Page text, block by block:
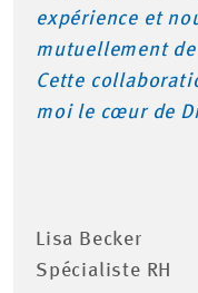
expérience et
mutuellement
Cette
moi le cœur de
Lisa Becker
Spécialiste RH